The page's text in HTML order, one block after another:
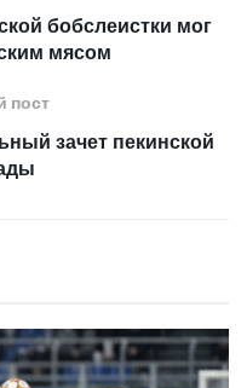
бобслеистки мог
мясом
пост
зачет пекинской